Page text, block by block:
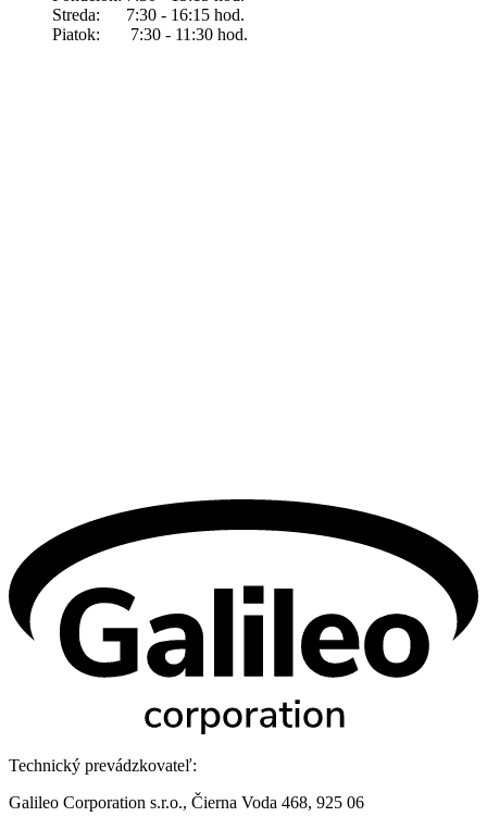
Streda: 7:30 - 16:15 hod.
Piatok: 7:30 - 11:30 hod.
Technický prevádzkovateľ:
Galileo Corporation s.r.o., Čierna Voda 468, 925 06